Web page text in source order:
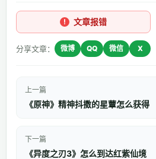
文章报错
分享文章： 微博 QQ 微信 X
上一篇
《原神》精神抖擞的星蕈怎么获得
下一篇
《异度之刃3》怎么到达红紫仙境